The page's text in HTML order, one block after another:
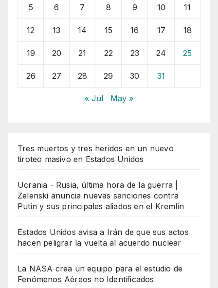
5 6 7 8 9 10 11
12 13 14 15 16 17 18
19 20 21 22 23 24 25
26 27 28 29 30 31
« Jul May »
Tres muertos y tres heridos en un nuevo
tiroteo masivo en Estados Unidos
Ucrania - Rusia, última hora de la guerra |
Zelenski anuncia nuevas sanciones contra
Putin y sus principales aliados en el Kremlin
Estados Unidos avisa a Irán de que sus actos
hacen peligrar la vuelta al acuerdo nuclear
La NASA crea un equipo para el estudio de
Fenómenos Aéreos no Identificados